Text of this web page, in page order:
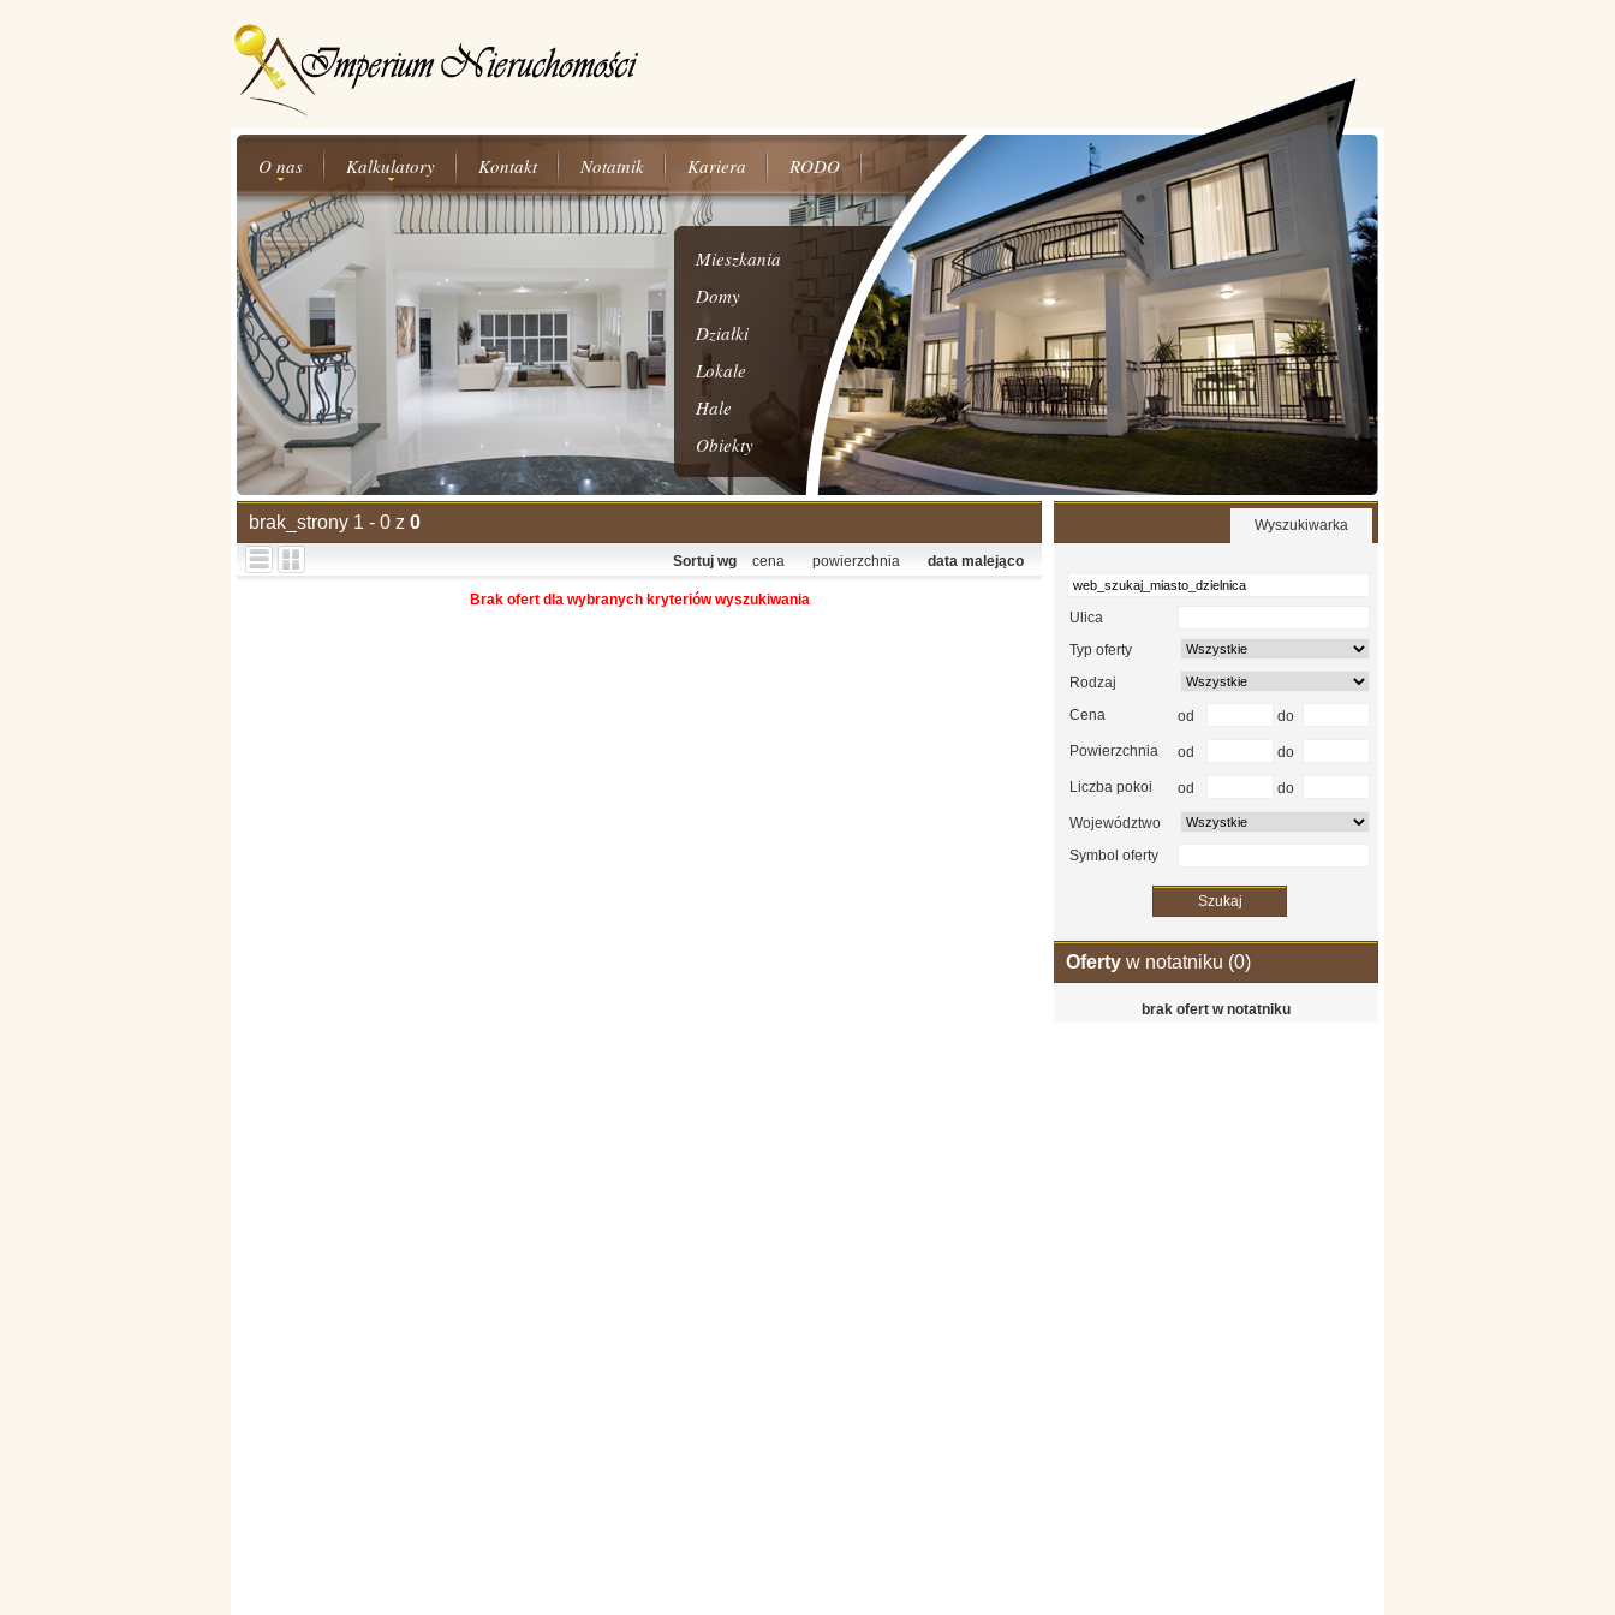
O nas Kalkulatory Kontakt Notatnik Kariera RODO
Mieszkania
Domy
Działki
Lokale
Hale
Obiekty
Wyszukiwarka
Ulica
Typ oferty
Rodzaj
Cena
od do
Powierzchnia od do
Liczba pokoi od do
Województwo
Symbol oferty
Oferty w notatniku (0)
brak ofert w notatniku
brak_strony 1 - 0 z 0
Sortuj wg cena powierzchnia data malejąco
Brak ofert dla wybranych kryteriów wyszukiwania